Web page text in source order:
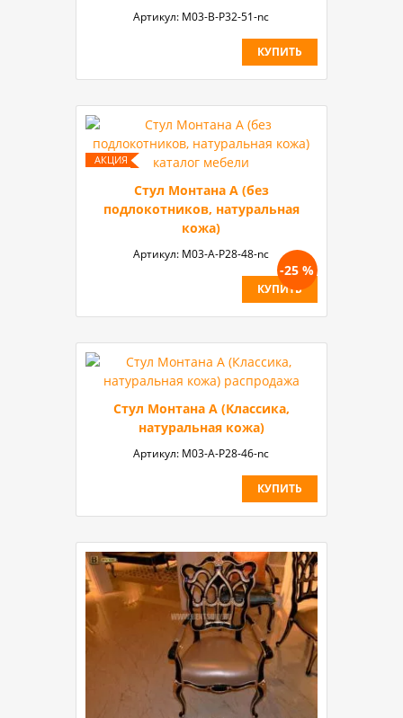
Артикул: М03-B-P32-51-nc
КУПИТЬ
Стул Монтана A (без
подлокотников, натуральная
кожа)
Артикул: М03-А-P28-48-nc
-25 %
КУПИТЬ
Стул Монтана А (Классика,
натуральная кожа)
Артикул: М03-А-P28-46-nc
КУПИТЬ